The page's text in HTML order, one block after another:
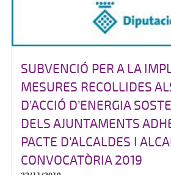
SUBVENCIÓ PER A LA
MESURES RECOLLIDES
D’ACCIÓ D’ENERGIA
DELS AJUNTAMENTS
PACTE D’ALCALDES I
CONVOCATÒRIA 2019